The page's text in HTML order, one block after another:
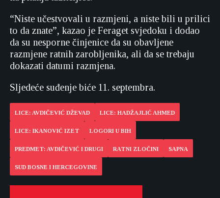
“Niste učestvovali u razmjeni, a niste bili u prilici
to da znate”, kazao je Feraget svjedoku i dodao
da su nesporne činjenice da su obavljene
razmjene ratnih zarobljenika, ali da se trebaju
dokazati datumi razmjena.
Sljedeće suđenje biće 11. septembra.
LICE: AVDIČEVIĆ DŽEVAD LICE: HADŽAJLIĆ AHMED
LICE: IKANOVIĆ IZET LOGORI U BIH
PREDMET: AVDIČEVIĆ I DRUGI RATNI ZLOČINI SAPNA
SUD BOSNE I HERCEGOVINE